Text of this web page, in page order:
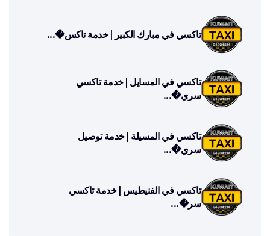
تاكسي في مبارك الكبير | خدمة تاكس�...
تاكسي في المسايل | خدمة تاكسي
سري�...
تاكسي في المسيلة | خدمة توصيل
سري�...
تاكسي في الفنيطيس | خدمة تاكسي
سر�...